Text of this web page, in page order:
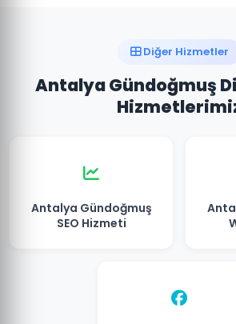
Diğer Hizmetler
Antalya Gündoğmuş
Antalya Gündoğmuş
SEO Hizmeti